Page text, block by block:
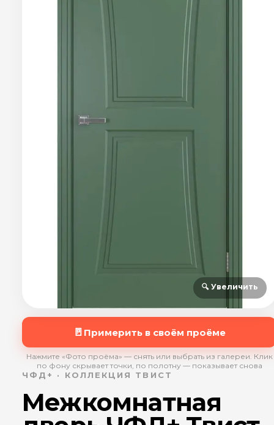
🔍 Увеличить
🚪 Примерить в своём проёме
Нажмите «Фото проёма» — снять или выбрать из галереи. Клик
по фону скрывает точки, по полотну — показывает снова
ЧФД+ · КОЛЛЕКЦИЯ ТВИСТ
Межкомнатная